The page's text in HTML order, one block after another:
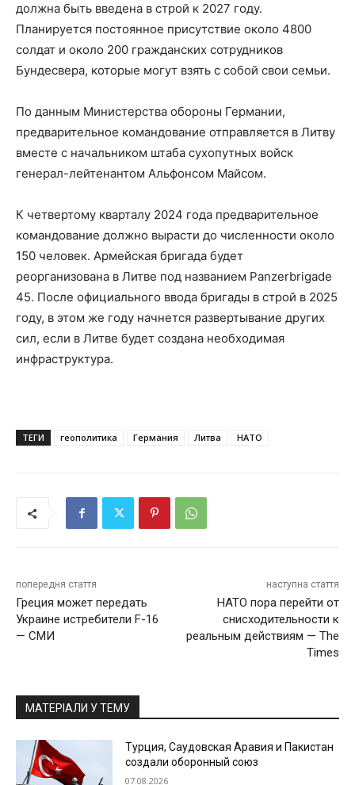
должна быть введена в строй к 2027 году.
Планируется постоянное присутствие около 4800
солдат и около 200 гражданских сотрудников
Бундесвера, которые могут взять с собой свои семьи.
По данным Министерства обороны Германии,
предварительное командование отправляется в Литву
вместе с начальником штаба сухопутных войск
генерал-лейтенантом Альфонсом Майсом.
К четвертому кварталу 2024 года предварительное
командование должно вырасти до численности около
150 человек. Армейская бригада будет
реорганизована в Литве под названием Panzerbrigade
45. После официального ввода бригады в строй в 2025
году, в этом же году начнется развертывание других
сил, если в Литве будет создана необходимая
инфраструктура.
ТЕГИ геополитика Германия Литва НАТО
попередня стаття
Греция может передать
Украине истребители F-16
— СМИ
наступна стаття
НАТО пора перейти от
снисходительности к
реальным действиям — The
Times
МАТЕРІАЛИ У ТЕМУ
Турция, Саудовская Аравия и Пакистан
создали оборонный союз
07.08.2026